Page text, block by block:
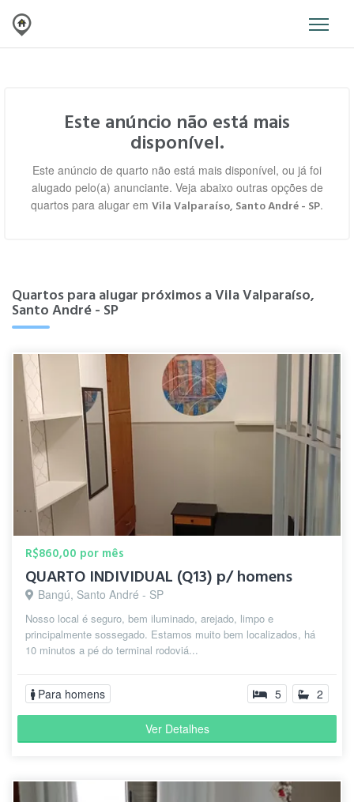
Este anúncio não está mais
disponível.
Este anúncio de quarto não está mais disponível, ou já foi
alugado pelo(a) anunciante. Veja abaixo outras opções de
quartos para alugar em Vila Valparaíso, Santo André - SP.
Quartos para alugar próximos a Vila Valparaíso,
Santo André - SP
R$860,00 por mês
QUARTO INDIVIDUAL (Q13) p/ homens
Bangú, Santo André - SP
Nosso local é seguro, bem iluminado, arejado, limpo e
principalmente sossegado. Estamos muito bem localizados, há
10 minutos a pé do terminal rodoviá...
Para homens 5 2
Ver Detalhes